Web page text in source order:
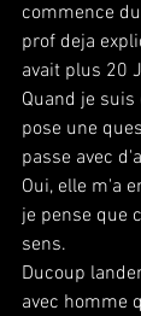
commence
prof deja
avait plus 20
Quand je
pose une
passe avec
Oui, elle m'a
je pense que
sens.
Ducoup
avec homme